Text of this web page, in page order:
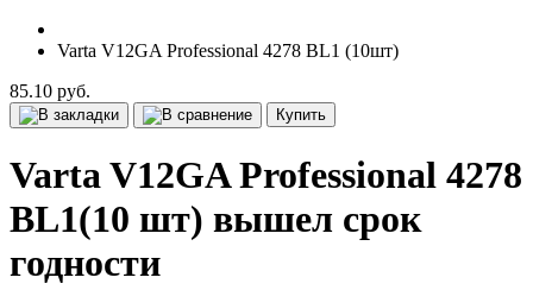
Varta V12GA Professional 4278 BL1 (10шт)
85.10 руб.
Купить
Varta V12GA Professional 4278
BL1(10 шт) вышел срок
годности